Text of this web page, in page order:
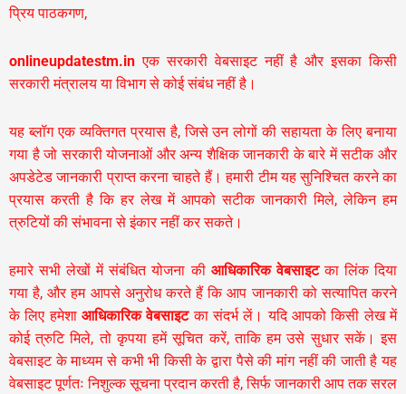
प्रिय पाठकगण,
onlineupdatestm.in एक सरकारी वेबसाइट नहीं है और इसका किसी
सरकारी मंत्रालय या विभाग से कोई संबंध नहीं है।
यह ब्लॉग एक व्यक्तिगत प्रयास है, जिसे उन लोगों की सहायता के लिए बनाया
गया है जो सरकारी योजनाओं और अन्य शैक्षिक जानकारी के बारे में सटीक और
अपडेटेड जानकारी प्राप्त करना चाहते हैं। हमारी टीम यह सुनिश्चित करने का
प्रयास करती है कि हर लेख में आपको सटीक जानकारी मिले, लेकिन हम
त्रुटियों की संभावना से इंकार नहीं कर सकते।
हमारे सभी लेखों में संबंधित योजना की आधिकारिक वेबसाइटका लिंक दिया
गया है, और हम आपसे अनुरोध करते हैं कि आप जानकारी को सत्यापित करने
के लिए हमेशा आधिकारिक वेबसाइटका संदर्भ लें। यदि आपको किसी लेख में
कोई त्रुटि मिले, तो कृपया हमें सूचित करें, ताकि हम उसे सुधार सकें। इस
वेबसाइट के माध्यम से कभी भी किसी के द्वारा पैसे की मांग नहीं की जाती है यह
वेबसाइट पूर्णतः निशुल्क सूचना प्रदान करती है,सिर्फ जानकारी आप तक सरल